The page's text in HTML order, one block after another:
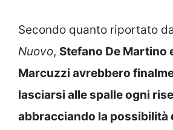
Secondo quanto riportato
Nuovo, Stefano De Martino
Marcuzzi avrebbero
lasciarsi alle spalle ogni
abbracciando la possibilità